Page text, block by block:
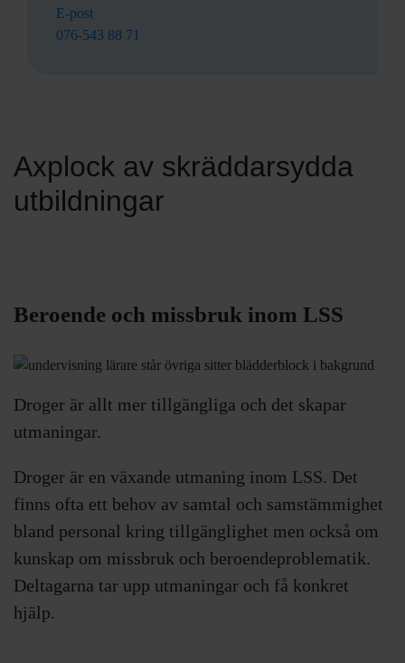
E-post
076-543 88 71
Axplock av skräddarsydda
utbildningar
Beroende och missbruk inom LSS
Droger är allt mer tillgängliga och det skapar
utmaningar.
Droger är en växande utmaning inom LSS. Det
finns ofta ett behov av samtal och samstämmighet
bland personal kring tillgänglighet men också om
kunskap om missbruk och beroendeproblematik.
Deltagarna tar upp utmaningar och få konkret
hjälp.